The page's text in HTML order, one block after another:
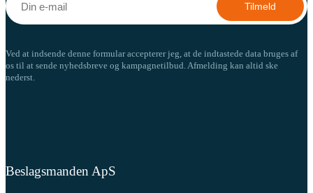
Tilmeld
Ved at indsende denne formular accepterer jeg, at de indtastede data bruges af
os til at sende nyhedsbreve og kampagnetilbud. Afmelding kan altid ske
nederst.
Beslagsmanden ApS